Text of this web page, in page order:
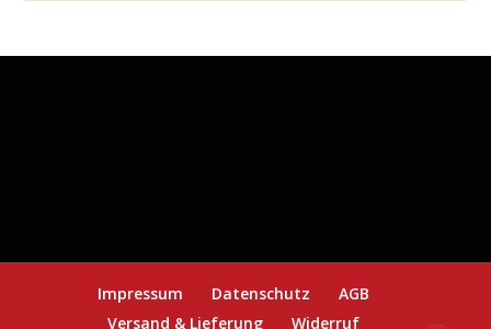
Impressum Datenschutz
AGB
Versand & Lieferung
Widerruf